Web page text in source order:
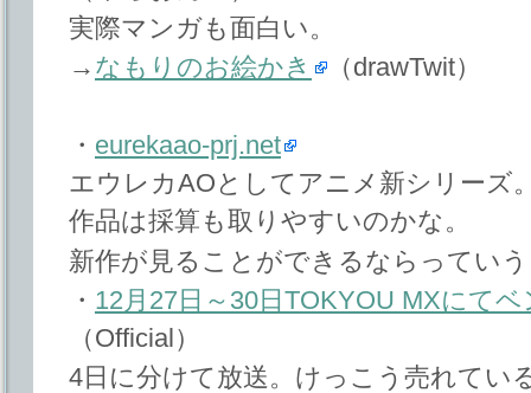
実際マンガも面白い。
→ なもりのお絵かき （drawTwit）
・ eurekaao-prj.net
エウレカAOとしてアニメ新シリーズ
作品は採算も取りやすいのかな。
新作が見ることができるならってい
・ 12月27日～30日TOKYOU MXにて
（Official）
4日に分けて放送。けっこう売れてい